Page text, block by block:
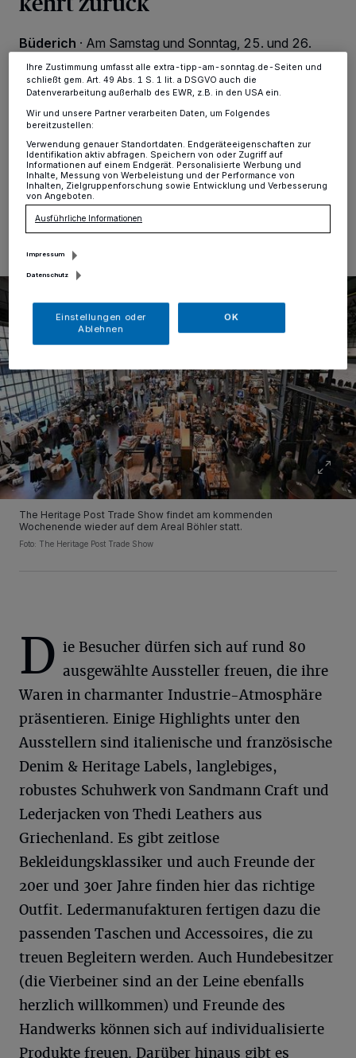
Büderich · Am Samstag und Sonntag, 25. und 26.
Show auf dem Areal Böhler in Büderich statt. Eine
Veranstaltung für zeitlose und nachhaltige Dinge, die
das traditionelle Handwerk zelebriert und die Wertigkeit
und Langlebigkeit der Produkte in den Vordergrund
stellt.
23.10.2025 , 10:00 Uhr Eine Minute Lesezeit
The Heritage Post Trade Show findet am kommenden
Wochenende wieder auf dem Areal Böhler statt.
Foto: The Heritage Post Trade Show
D ie Besucher dürfen sich auf rund 80
ausgewählte Aussteller freuen, die ihre
Waren in charmanter Industrie-Atmosphäre
präsentieren. Einige Highlights unter den
Ausstellern sind italienische und französische
Denim & Heritage Labels, langlebiges,
robustes Schuhwerk von Sandmann Craft und
Lederjacken von Thedi Leathers aus
Griechenland. Es gibt zeitlose
Bekleidungsklassiker und auch Freunde der
20er und 30er Jahre finden hier das richtige
Outfit. Ledermanufakturen fertigen dazu die
passenden Taschen und Accessoires, die zu
treuen Begleitern werden. Auch Hundebesitzer
(die Vierbeiner sind an der Leine ebenfalls
herzlich willkommen) und Freunde des
Handwerks können sich auf individualisierte
Produkte freuen. Darüber hinaus gibt es
ändern oder Ihre Einwilligung zu widerrufen, indem Sie auf den Link
Informationen finden Sie in unserer Datenschutzerklärung.
Ihre Zustimmung umfasst alle extra-tipp-am-sonntag.de-Seiten und
schließt gem. Art. 49 Abs. 1 S. 1 lit. a DSGVO auch die
Datenverarbeitung außerhalb des EWR, z.B. in den USA ein.
Wir und unsere Partner verarbeiten Daten, um Folgendes
bereitzustellen:
Verwendung genauer Standortdaten. Endgeräteeigenschaften zur
Identifikation aktiv abfragen. Speichern von oder Zugriff auf
Informationen auf einem Endgerät. Personalisierte Werbung und
Inhalte, Messung von Werbeleistung und der Performance von
Inhalten, Zielgruppenforschung sowie Entwicklung und Verbesserung
von Angeboten.
Ausführliche Informationen
Impressum
Datenschutz
Einstellungen oder
Ablehnen
OK